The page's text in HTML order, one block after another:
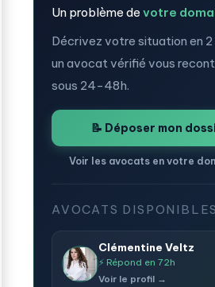
Un problème de votre
Décrivez votre situation en 2
un avocat vérifié vous
sous 24-48h.
📝 Déposer mon
Voir les avocats en votre
AVOCATS DISPONIBLES
Clémentine Veltz
⚡ Répond en 72h
Voir le profil →